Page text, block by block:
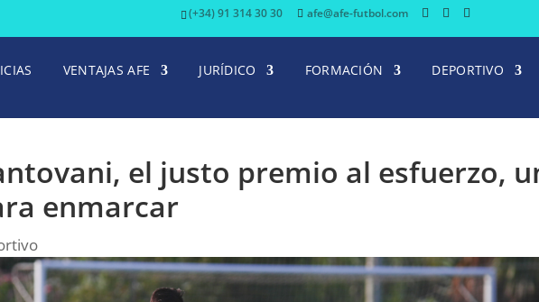
(+34) 91 314 30 30 afe@afe-futbol.com
VENTAJAS AFE JURÍDICO FORMACIÓN DEPORTIVO
el justo premio al esfuerzo,
enmarcar